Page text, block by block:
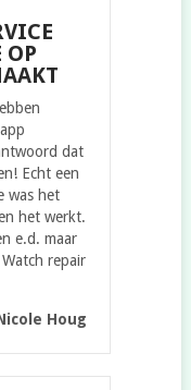
OP
dat
Echt een
was het
het werkt.
e.d. maar
repair
Houg